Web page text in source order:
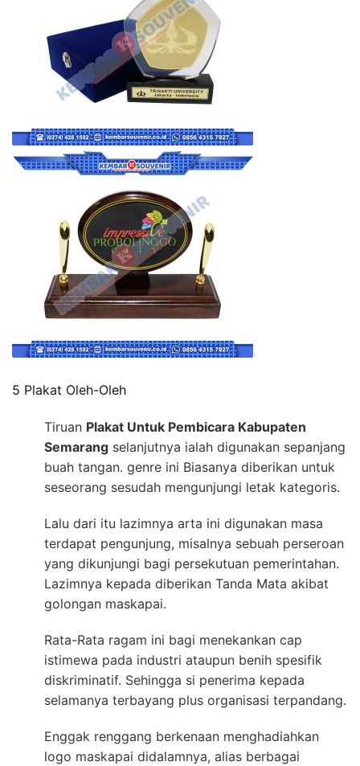
5 Plakat Oleh-Oleh
Tiruan Plakat Untuk Pembicara Kabupaten
Semarang selanjutnya ialah digunakan sepanjang
buah tangan. genre ini Biasanya diberikan untuk
seseorang sesudah mengunjungi letak kategoris.
Lalu dari itu lazimnya arta ini digunakan masa
terdapat pengunjung, misalnya sebuah perseroan
yang dikunjungi bagi persekutuan pemerintahan.
Lazimnya kepada diberikan Tanda Mata akibat
golongan maskapai.
Rata-Rata ragam ini bagi menekankan cap
istimewa pada industri ataupun benih spesifik
diskriminatif. Sehingga si penerima kepada
selamanya terbayang plus organisasi terpandang.
Enggak renggang berkenaan menghadiahkan
logo maskapai didalamnya, alias berbagai